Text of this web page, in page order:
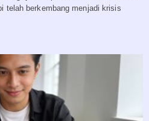
telah berkembang menjadi krisis